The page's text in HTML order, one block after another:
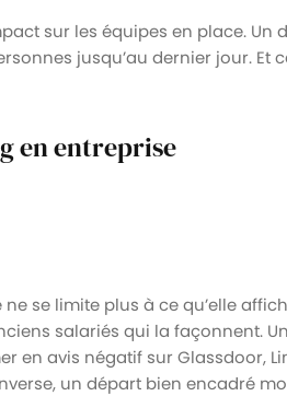
sur les équipes en place. Un
jusqu’au dernier jour. Et
en entreprise
ne se limite plus à ce qu’elle
salariés qui la façonnent.
en avis négatif sur Glassdoor,
un départ bien encadré